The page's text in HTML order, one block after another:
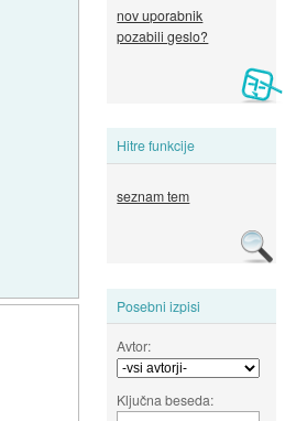
nov uporabnik
pozabili geslo?
Hitre funkcije
seznam tem
Posebni izpisi
Avtor:
Ključna beseda: